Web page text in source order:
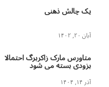
یک چالش ذهنی
آبان ۲۰, ۱۴۰۲
متاورس مارک زاکربرگ احتمالا
بزودی بسته می شود
آذر ۱۴, ۱۴۰۴